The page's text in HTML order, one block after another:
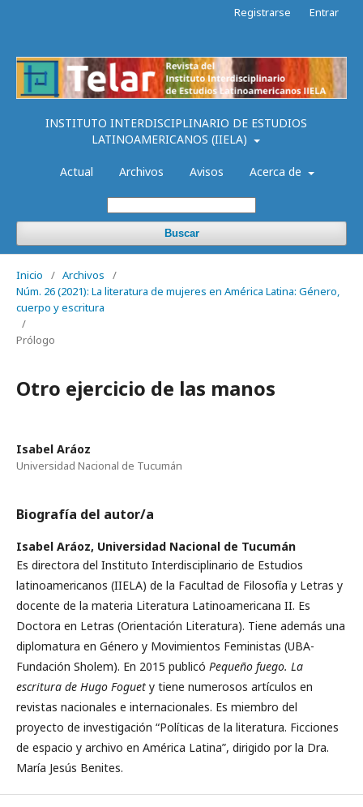
INSTITUTO INTERDISCIPLINARIO DE ESTUDIOS
LATINOAMERICANOS (IIELA)
Actual Archivos Avisos Acerca de
Buscar
Registrarse Entrar
Inicio / Archivos
/
Núm. 26 (2021): La literatura de mujeres en América Latina: Género,
cuerpo y escritura
/
Prólogo
Otro ejercicio de las manos
Isabel Aráoz
Universidad Nacional de Tucumán
Biografía del autor/a
Isabel Aráoz, Universidad Nacional de Tucumán
Es directora del Instituto Interdisciplinario de Estudios
latinoamericanos (IIELA) de la Facultad de Filosofía y Letras y
docente de la materia Literatura Latinoamericana II. Es
Doctora en Letras (Orientación Literatura). Tiene además una
diplomatura en Género y Movimientos Feministas (UBA-
Fundación Sholem). En 2015 publicó Pequeño fuego. La
escritura de Hugo Foguet y tiene numerosos artículos en
revistas nacionales e internacionales. Es miembro del
proyecto de investigación “Políticas de la literatura. Ficciones
de espacio y archivo en América Latina”, dirigido por la Dra.
María Jesús Benites.